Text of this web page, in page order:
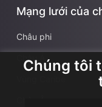
Mạng lưới của
Châu phi
Châu Á
Chúng tôi